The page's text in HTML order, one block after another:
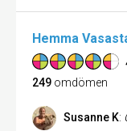
Hemma
249 omdömen
Susanne K: